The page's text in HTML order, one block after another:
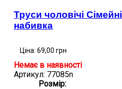
Труси чоловічі Сімейні
набивка
Ціна: 69,00 грн
Немає в наявності
Артикул: 77085n
Розмір: